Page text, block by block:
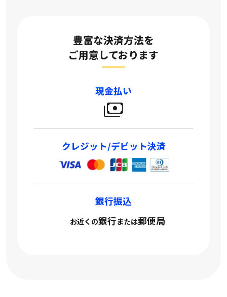
豊富な決済方法を
ご用意しております
現金払い
クレジット/デビット決済
銀行振込
お近くの銀行または郵便局